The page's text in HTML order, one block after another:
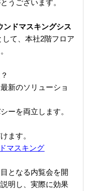
うございます。
ドマスキングシス
して、本社2階フロア
新のソリューショ
を両立します。
ます。
マスキング
となる内覧会を開
明し、実際に効果